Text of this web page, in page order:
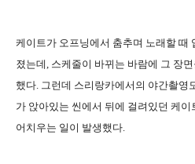
케이트가 오프닝에서 춤추며 노래할 때
졌는데, 스케줄이 바뀌는 바람에 그 장
했다. 그런데 스리랑카에서의 야간촬영
가 앉아있는 씬에서 뒤에 걸려있던 케
어치우는 일이 발생했다.